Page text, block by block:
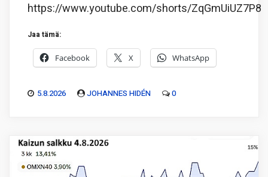
https://www.youtube.com/shorts/ZqGmUiUZ7P8
Jaa tämä:
Facebook X WhatsApp
5.8.2026 JOHANNES HIDÉN 0